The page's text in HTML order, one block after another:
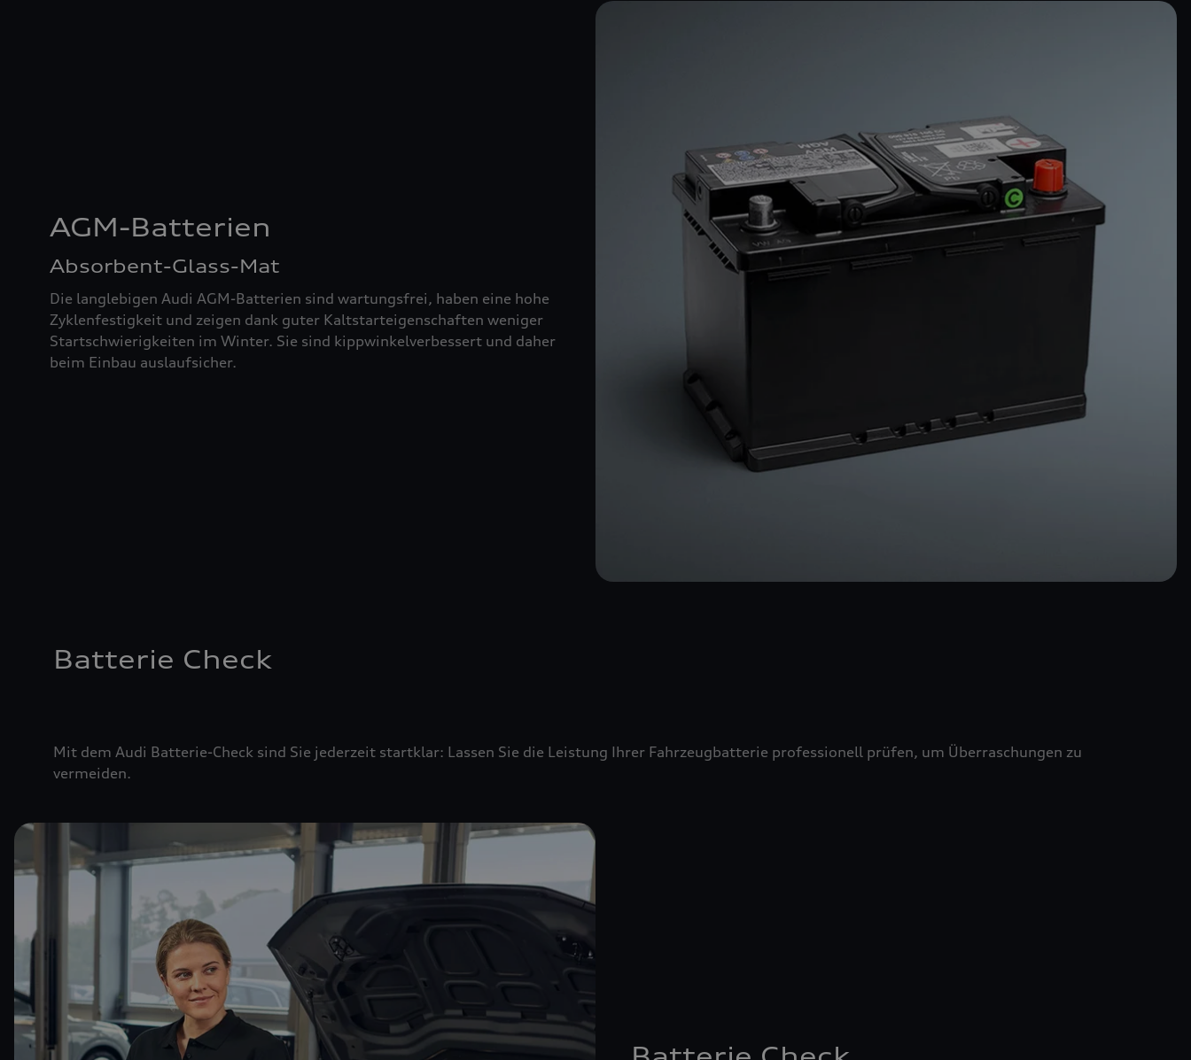
AGM-Batterien
Absorbent-Glass-Mat
Die langlebigen Audi AGM-Batterien sind wartungsfrei, haben eine hohe
Zyklenfestigkeit und zeigen dank guter Kaltstarteigenschaften weniger
Startschwierigkeiten im Winter. Sie sind kippwinkelverbessert und daher
beim Einbau auslaufsicher.
Batterie Check
Mit dem Audi Batterie-Check sind Sie jederzeit startklar: Lassen Sie die Leistung Ihrer Fahrzeugbatterie professionell prüfen, um Überraschungen zu
vermeiden.